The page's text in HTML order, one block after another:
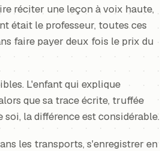
réciter une leçon à voix haute,
était le professeur, toutes ces
faire payer deux fois le prix du
L'enfant qui explique
que sa trace écrite, truffée
la différence est considérable.
les transports, s'enregistrer en